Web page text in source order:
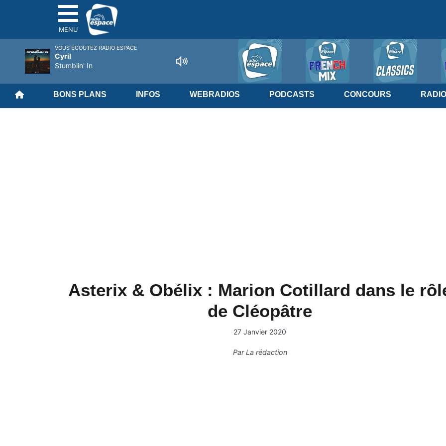
MENU
BONS PLANS INFOS WEBRADIOS PODCASTS CONCOURS RADIO
Asterix & Obélix : Marion Cotillard dans le
de Cléopâtre
27 Janvier 2020
ParLa rédaction
VOUS ÉCOUTEZ RADIO ESPACE
Cyril
Stumblin' In